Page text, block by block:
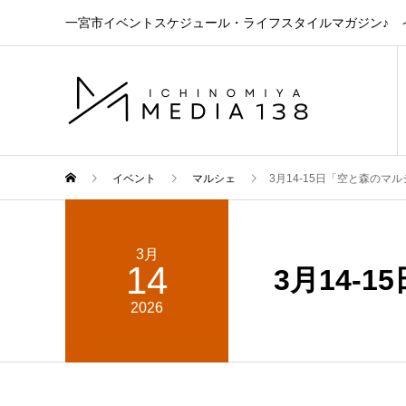
一宮市イベントスケジュール・ライフスタイルマガジン♪
イベント マルシェ 3月14-15日「空と森のマ
3月
14
2026
3月14-15